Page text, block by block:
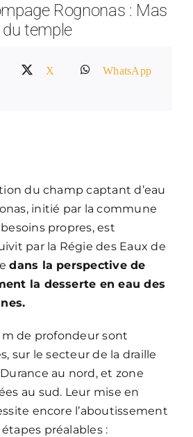
Rognonas : Mas
du temple
X
WhatsApp
du champ captant d’eau
initié par la commune
propres, est
par la Régie des Eaux de
dans la perspective de
la desserte en eau des
m de profondeur sont
sur le secteur de la draille
au nord, et zone
au sud. Leur mise en
encore l’aboutissement
préalables :